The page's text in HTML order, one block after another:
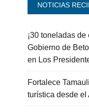
NOTICIAS
¡30 toneladas
Gobierno de
en Los
Fortalece
turística desde el